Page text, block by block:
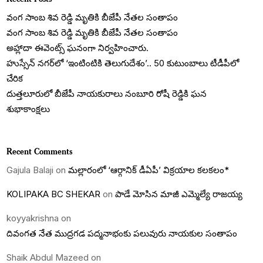
వంగ సాంబ శివ రెడ్డి మృతికి బీజేపీ నేతల సంతాపం
వంగ సాంబ శివ రెడ్డి మృతికి బీజేపీ నేతల సంతాపం
అహ్లాదా ఈవెంట్స్ ఘనంగా నిర్వహించారు.
హుస్సేన్ నగర్‌లో ‘ఇంటింటికి తెలుగుదేశం’.. 50 కుటుంబాలు టీడీపీలో
చేరిక
దుత్తలూరులో బీజేపీ నాయకురాలు నంబూరి రోషీ రెడ్డికి ఘన
శుభాకాంక్షలు
Recent Comments
Gajula Balaji onమల్లారంలో ‘ఆర్గానిక్ డీఏపీ’ విక్రయాల కలకలం*
KOLIPAKA BC SHEKAR onపాడే మోసిన మాజీ ఎమ్మెల్యే రాజయ్య
koyyakrishna on
దివంగత నేత ముద్రగడ పద్మనాభంకు పలువురు నాయకుల సంతాపం
Shaik Abdul Mazeed on